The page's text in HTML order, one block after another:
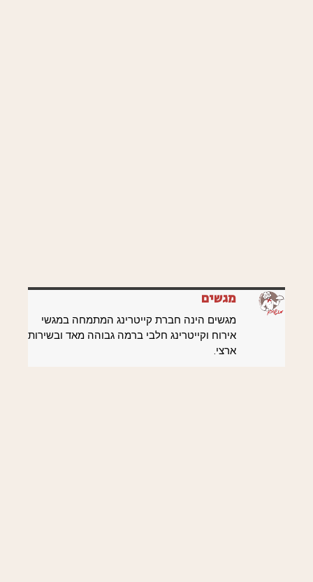
מגשים
מגשים הינה חברת קייטרינג המתמחה במגשי
אירוח וקייטרינג חלבי ברמה גבוהה מאד ובשירות
ארצי.